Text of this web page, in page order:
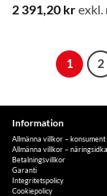
2 391,20 krexkl.
1 2
Information
Allmänna villkor – konsument
Allmänna villkor –
Betalningsvillkor
Garanti
Integritetspolicy
Cookiepolicy